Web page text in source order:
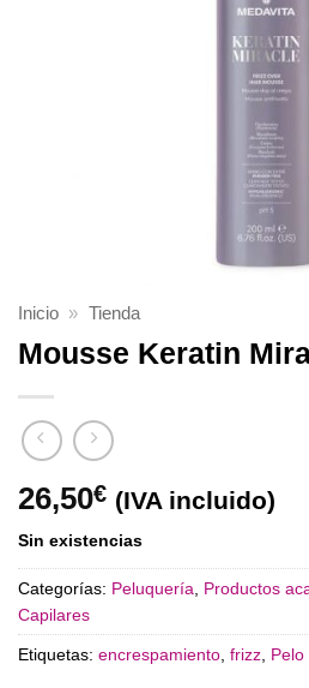
Inicio » Tienda
Mousse Keratin
26,50€ (IVA incluido)
Sin existencias
Categorías: Peluquería, Productos
Capilares
Etiquetas: encrespamiento, frizz, Pelo